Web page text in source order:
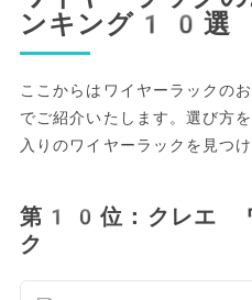
ンキング10選
ここからはワイヤーラックの
でご紹介いたします。選び方
入りのワイヤーラックを見つ
第10位：クレエ ワ
ク